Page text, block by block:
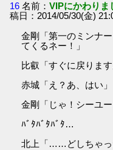
16 名前：VIPにかわりま
稿日：2014/05/30(金)
金剛「第一のミンナ
てくるネー！」
比叡「すぐに戻りま
赤城「え？あ、はい」
金剛「じゃ！シーユ
ﾊﾞﾀﾊﾞﾀﾊﾞﾀ…
北上「……どしちゃっ